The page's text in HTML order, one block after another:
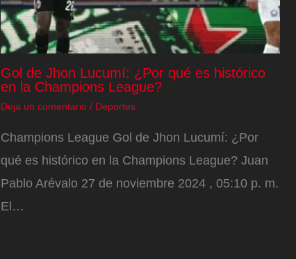
Gol de Jhon Lucumí: ¿Por qué es histórico
en la Champions League?
Deja un comentario / Deportes
Champions League Gol de Jhon Lucumí: ¿Por
qué es histórico en la Champions League? Juan
Pablo Arévalo 27 de noviembre 2024 , 05:10 p. m.
El…